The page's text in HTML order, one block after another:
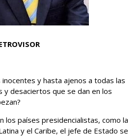
y hasta ajenos a todas las
y desaciertos que se dan en los
los países presidencialistas, como la
y el Caribe, el jefe de Estado se